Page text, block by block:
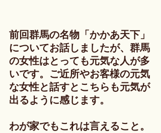
前回群馬の名物「かかあ天下」
についてお話しましたが、群馬
の女性はとっても元気な人が多
いです。ご近所やお客様の元気
な女性と話すとこちらも元気が
出るように感じます。
わが家でもこれは言えること。